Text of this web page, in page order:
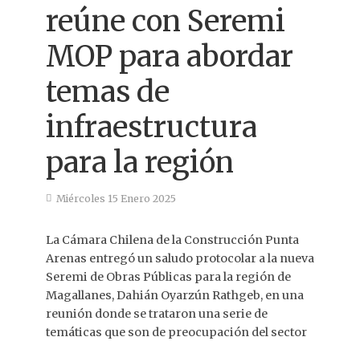
reúne con Seremi
MOP para abordar
temas de
infraestructura
para la región
Miércoles 15 Enero 2025
La Cámara Chilena de la Construcción Punta
Arenas entregó un saludo protocolar a la nueva
Seremi de Obras Públicas para la región de
Magallanes, Dahián Oyarzún Rathgeb, en una
reunión donde se trataron una serie de
temáticas que son de preocupación del sector